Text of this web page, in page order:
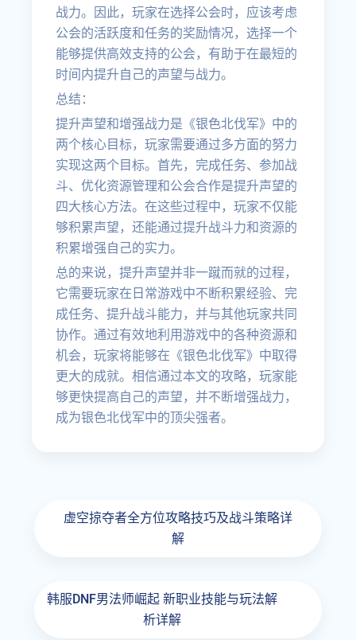
战力。因此，玩家在选择公会时，应该考虑
公会的活跃度和任务的奖励情况，选择一个
能够提供高效支持的公会，有助于在最短的
时间内提升自己的声望与战力。
总结：
提升声望和增强战力是《银色北伐军》中的
两个核心目标，玩家需要通过多方面的努力
实现这两个目标。首先，完成任务、参加战
斗、优化资源管理和公会合作是提升声望的
四大核心方法。在这些过程中，玩家不仅能
够积累声望，还能通过提升战斗力和资源的
积累增强自己的实力。
总的来说，提升声望并非一蹴而就的过程，
它需要玩家在日常游戏中不断积累经验、完
成任务、提升战斗能力，并与其他玩家共同
协作。通过有效地利用游戏中的各种资源和
机会，玩家将能够在《银色北伐军》中取得
更大的成就。相信通过本文的攻略，玩家能
够更快提高自己的声望，并不断增强战力，
成为银色北伐军中的顶尖强者。
虚空掠夺者全方位攻略技巧及战斗策略详
解
韩服DNF男法师崛起 新职业技能与玩法解
析详解